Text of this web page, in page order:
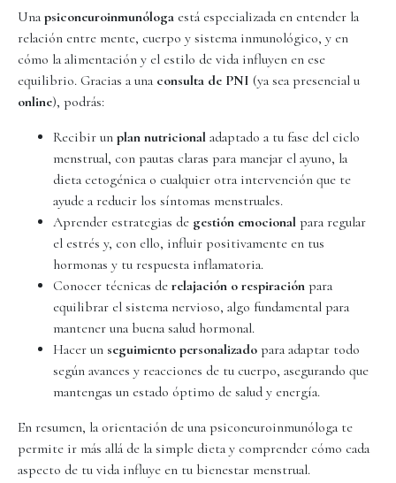
Una psiconeuroinmunóloga está especializada en entender la
relación entre mente, cuerpo y sistema inmunológico, y en
cómo la alimentación y el estilo de vida influyen en ese
equilibrio. Gracias a una consulta de PNI (ya sea presencial u
online), podrás:
Recibir un plan nutricional adaptado a tu fase del ciclo
menstrual, con pautas claras para manejar el ayuno, la
dieta cetogénica o cualquier otra intervención que te
ayude a reducir los síntomas menstruales.
Aprender estrategias de gestión emocional para regular
el estrés y, con ello, influir positivamente en tus
hormonas y tu respuesta inflamatoria.
Conocer técnicas de relajación o respiración para
equilibrar el sistema nervioso, algo fundamental para
mantener una buena salud hormonal.
Hacer un seguimiento personalizado para adaptar todo
según avances y reacciones de tu cuerpo, asegurando que
mantengas un estado óptimo de salud y energía.
En resumen, la orientación de una psiconeuroinmunóloga te
permite ir más allá de la simple dieta y comprender cómo cada
aspecto de tu vida influye en tu bienestar menstrual.